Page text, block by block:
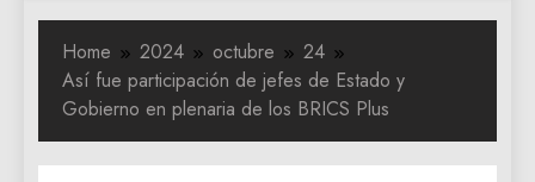
Home 2024 octubre
24
Así fue participación de jefes de Estado y
Gobierno en plenaria de los BRICS Plus